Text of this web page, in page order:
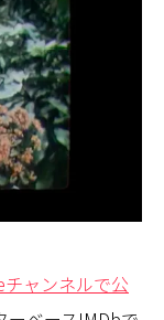
ャンネルで公